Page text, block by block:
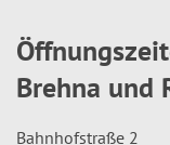
Brehna und
Bahnhofstraße 2